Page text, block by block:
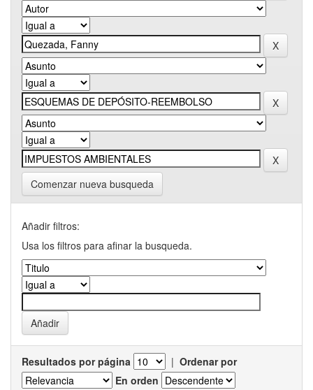
Comenzar nueva busqueda
Añadir filtros:
Usa los filtros para afinar la busqueda.
Resultados por página | Ordenar por
En orden